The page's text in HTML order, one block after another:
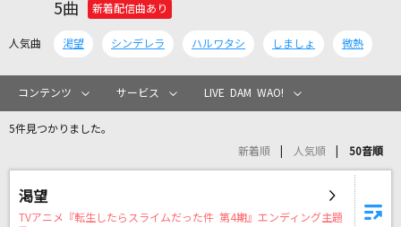
カラオケリクエスト
5曲 新着配信曲あり
人気曲 渇望 シンデレラ ハルワタシ しましょ 微熱
コンテンツ サービス LIVE DAM WAO!
5件見つかりました。
新着順 人気順 50音順
渇望
TVアニメ『転生したらスライムだった件 第4期』エンディング主題